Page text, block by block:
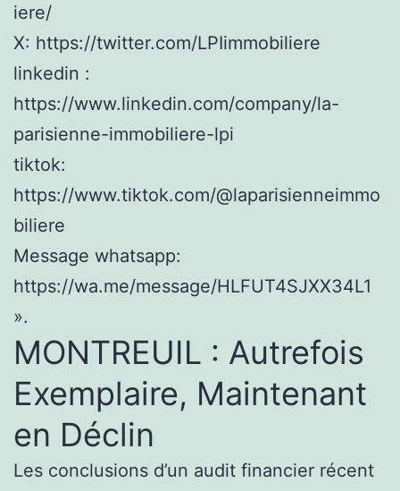
iere/
X: https://twitter.com/LPIimmobiliere
linkedin :
https://www.linkedin.com/company/la-
parisienne-immobiliere-lpi
tiktok:
https://www.tiktok.com/@laparisienneimmo
biliere
Message whatsapp:
https://wa.me/message/HLFUT4SJXX34L1
».
MONTREUIL : Autrefois
Exemplaire, Maintenant
en Déclin
Les conclusions d’un audit financier récent